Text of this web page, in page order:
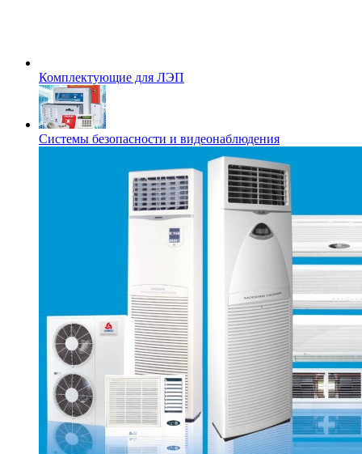
Комплектующие для ЛЭП
Системы безопасности и видеонаблюдения